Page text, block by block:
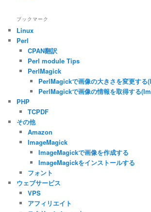
ブックマーク
Linux
Perl
CPAN翻訳
Perl module Tips
PerlMagick
PerlMagickで画像の大きさを変更す
PerlMagickで画像の情報を取得する
PHP
TCPDF
その他
Amazon
ImageMagick
ImageMagickで画像を作成する
ImageMagickをインストールする
フォント
ウェブサービス
VPS
アフィリエイト